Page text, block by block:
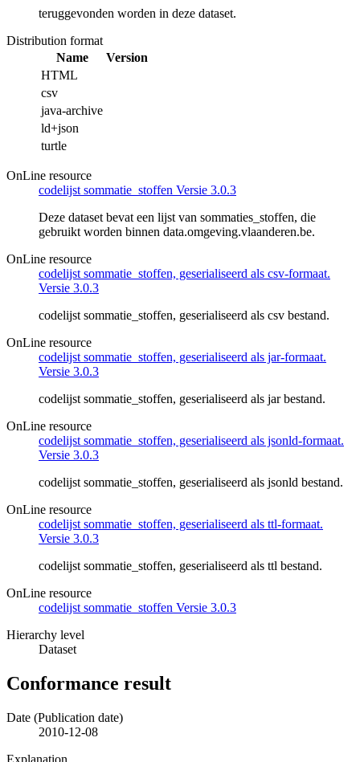
teruggevonden worden in deze dataset.
Distribution format
Name
Version
HTML
csv
java-archive
ld+json
turtle
OnLine resource
codelijst sommatie_stoffen Versie 3.0.3
Deze dataset bevat een lijst van sommaties_stoffen, die
gebruikt worden binnen data.omgeving.vlaanderen.be.
OnLine resource
codelijst sommatie_stoffen, geserialiseerd als csv-formaat.
Versie 3.0.3
codelijst sommatie_stoffen, geserialiseerd als csv bestand.
OnLine resource
codelijst sommatie_stoffen, geserialiseerd als jar-formaat.
Versie 3.0.3
codelijst sommatie_stoffen, geserialiseerd als jar bestand.
OnLine resource
codelijst sommatie_stoffen, geserialiseerd als jsonld-formaat.
Versie 3.0.3
codelijst sommatie_stoffen, geserialiseerd als jsonld bestand.
OnLine resource
codelijst sommatie_stoffen, geserialiseerd als ttl-formaat.
Versie 3.0.3
codelijst sommatie_stoffen, geserialiseerd als ttl bestand.
OnLine resource
codelijst sommatie_stoffen Versie 3.0.3
Hierarchy level
Dataset
Conformance result
Date (Publication date)
2010-12-08
Explanation